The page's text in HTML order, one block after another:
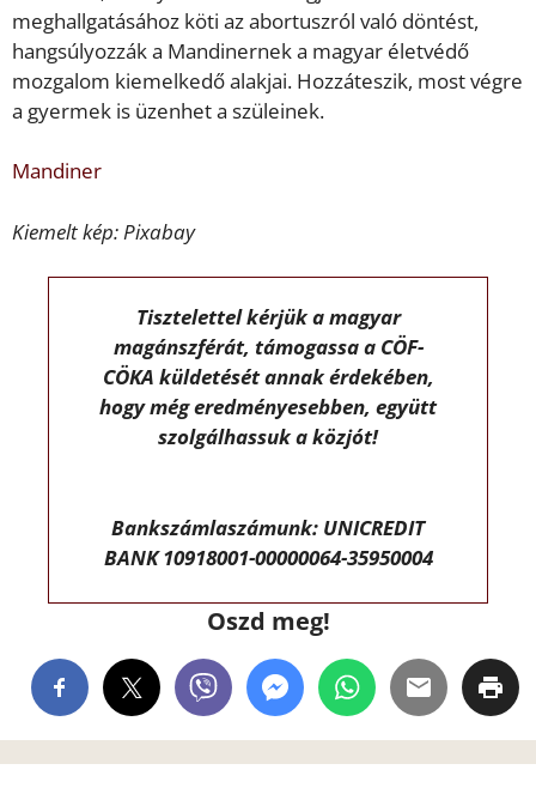
meghallgatásához köti az abortuszról való döntést,
hangsúlyozzák a Mandinernek a magyar életvédő
mozgalom kiemelkedő alakjai. Hozzáteszik, most végre
a gyermek is üzenhet a szüleinek.
Mandiner
Kiemelt kép: Pixabay
Tisztelettel kérjük a magyar
magánszférát, támogassa a CÖF-
CÖKA küldetését annak érdekében,
hogy még eredményesebben, együtt
szolgálhassuk a közjót!
Bankszámlaszámunk: UNICREDIT
BANK 10918001-00000064-35950004
Oszd meg!